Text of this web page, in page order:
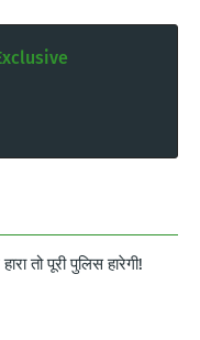
तो पूरी पुलिस हारेगी!